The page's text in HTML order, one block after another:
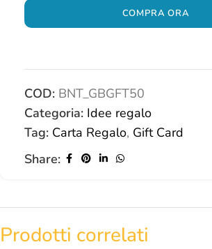
COMPRA ORA
COD: BNT_GBGFT50
Categoria: Idee regalo
Tag: Carta Regalo, Gift Card
Share:
Prodotti correlati